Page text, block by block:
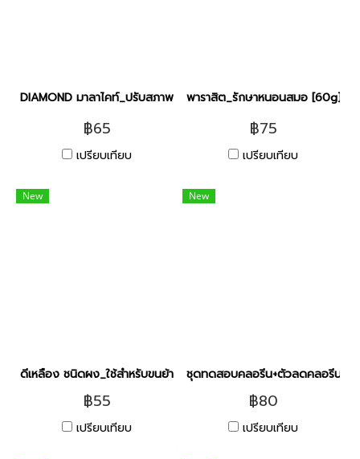
DIAMOND มาลาไคท์_ปรับสภาพน้ำ ช่วยป้องกันการเกิดโรค [ 200ml]
฿65
เปรียบเทียบ
พาราสิต_รักษาหนอนสมอ [60g]
฿75
เปรียบเทียบ
New
ดีเหลือง ชนิดผง_ใช้สำหรับขนย้ายปลา [50g]
฿55
เปรียบเทียบ
New
ชุดทดสอบคลอรีน+ตัวลดคลอรีน
฿80
เปรียบเทียบ